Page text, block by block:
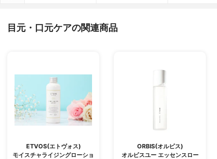
目元・口元ケアの関連商品
ETVOS(エトヴォス)
モイスチャライジングローショ
ORBIS(オルビス)
オルビスユー エッセンスロー